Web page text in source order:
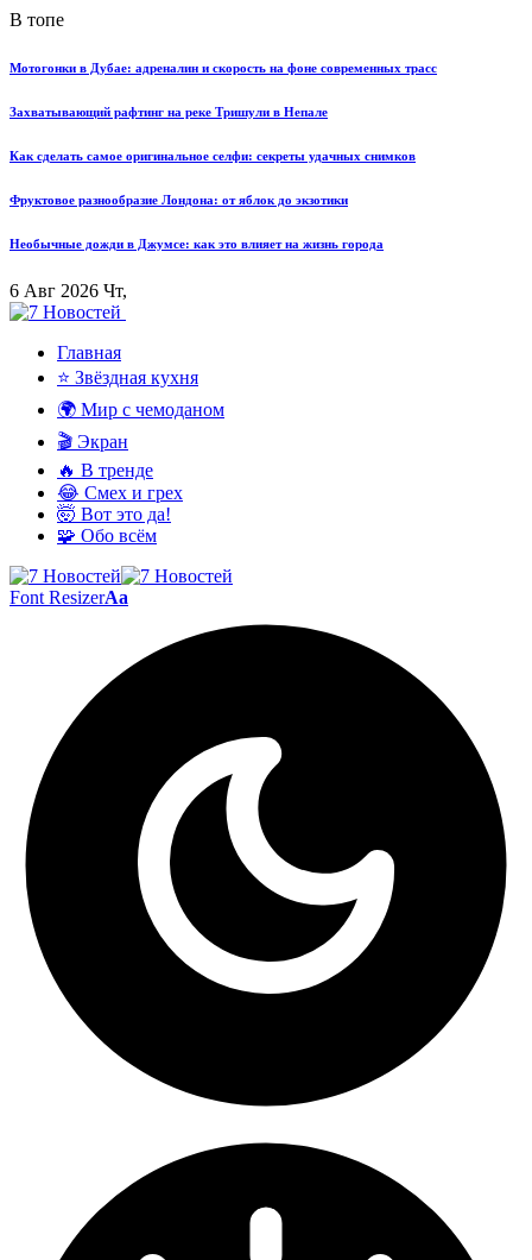
В топе
Мотогонки в Дубае: адреналин и скорость на фоне современных трасс
Захватывающий рафтинг на реке Тришули в Непале
Как сделать самое оригинальное селфи: секреты удачных снимков
Фруктовое разнообразие Лондона: от яблок до экзотики
Необычные дожди в Джумсе: как это влияет на жизнь города
6 Авг 2026 Чт,
Главная
⭐ Звёздная кухня
🌍 Мир с чемоданом
🎬 Экран
🔥 В тренде
😂 Смех и грех
🤯 Вот это да!
🧩 Обо всём
Font ResizerAa